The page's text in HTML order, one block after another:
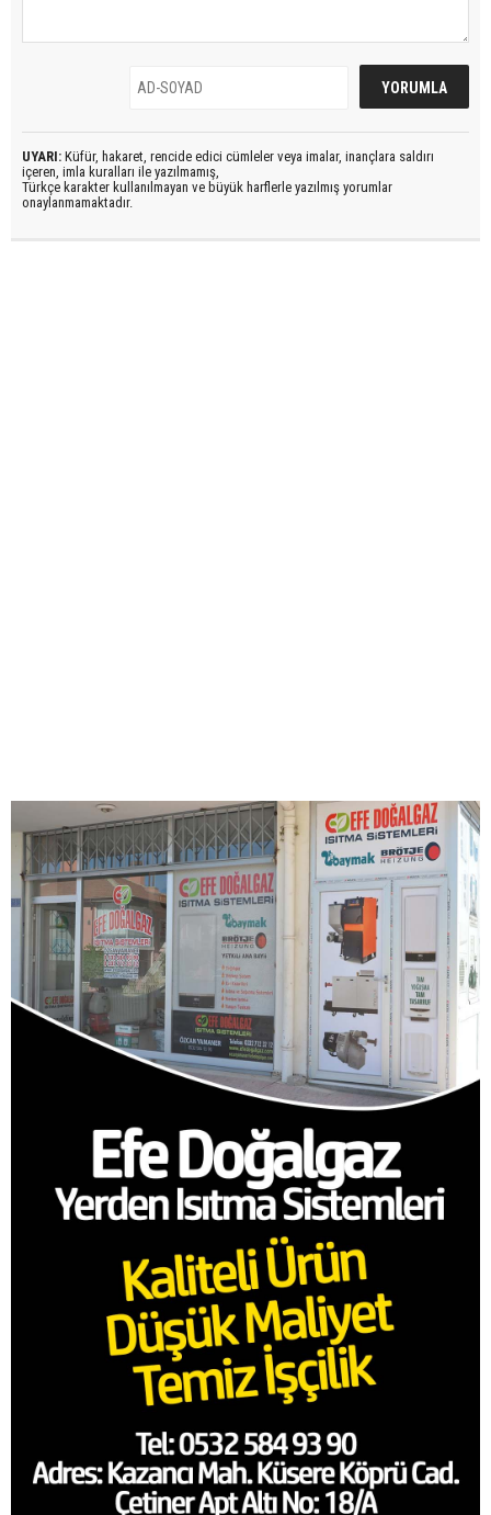
UYARI: Küfür, hakaret, rencide edici cümleler veya imalar, inançlara saldırı
içeren, imla kuralları ile yazılmamış,
Türkçe karakter kullanılmayan ve büyük harflerle yazılmış yorumlar
onaylanmamaktadır.